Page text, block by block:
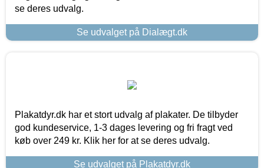
se deres udvalg.
Se udvalget på Dialægt.dk
Plakatdyr.dk har et stort udvalg af plakater. De tilbyder
god kundeservice, 1-3 dages levering og fri fragt ved
køb over 249 kr. Klik her for at se deres udvalg.
Se udvalget på Plakatdyr.dk